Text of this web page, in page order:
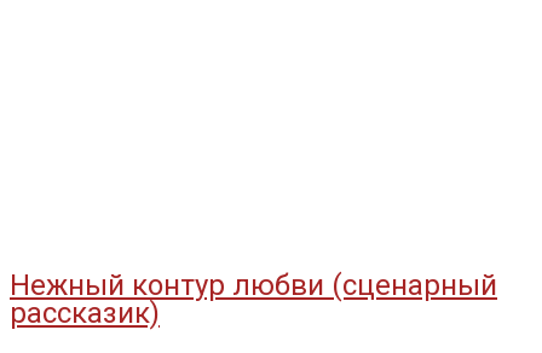
Нежный контур любви (сценарный
рассказик)